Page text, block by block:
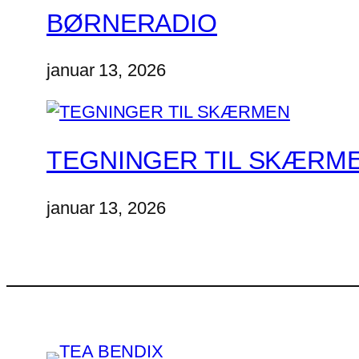
BØRNERADIO
januar 13, 2026
TEGNINGER TIL
januar 13, 2026